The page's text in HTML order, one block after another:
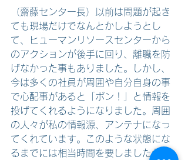
（齋藤センター長）以前は問題が起き
ても現場だけでなんとかしようとし
て、ヒューマンリソースセンターから
のアクションが後手に回り、離職を防
げなかった事もありました。しかし、
今は多くの社員が周囲や自分自身の事
で心配事があると「ポン！」と情報を
投げてくれるようになりました。周囲
の人々が私の情報源、アンテナになっ
てくれています。このような状態にな
るまでには相当時間を要しましたが、